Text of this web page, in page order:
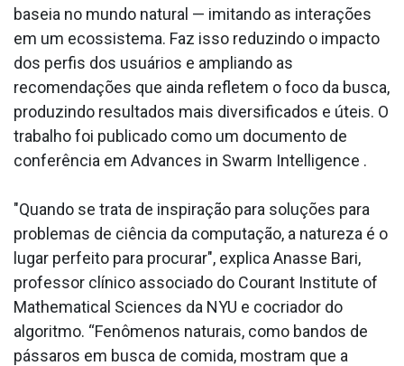
baseia no mundo natural — imitando as interações
em um ecossistema. Faz isso reduzindo o impacto
dos perfis dos usuários e ampliando as
recomendações que ainda refletem o foco da busca,
produzindo resultados mais diversificados e úteis. O
trabalho foi publicado como um documento de
conferência em Advances in Swarm Intelligence .
"Quando se trata de inspiração para soluções para
problemas de ciência da computação, a natureza é o
lugar perfeito para procurar", explica Anasse Bari,
professor clínico associado do Courant Institute of
Mathematical Sciences da NYU e cocriador do
algoritmo. “Fenômenos naturais, como bandos de
pássaros em busca de comida, mostram que a